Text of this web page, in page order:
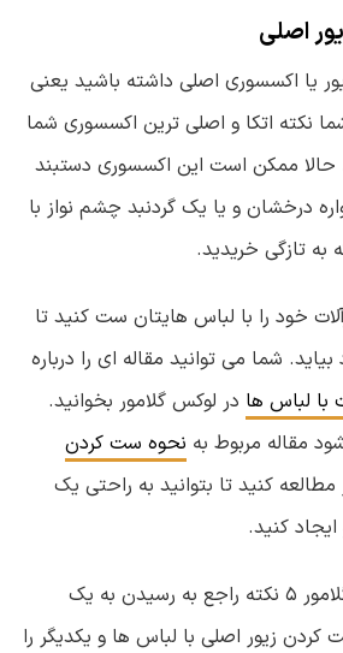
اصلی
یا اکسسوری اصلی داشته باشید یعنی
نکته اتکا و اصلی ترین اکسسوری شما
ممکن است این اکسسوری دستبند
درخشان و یا یک گردنبد چشم نواز با
به تازگی خریدید.
خود را با لباس هایتان ست کنید تا
شما می توانید مقاله ای را درباره
با لباس ها در لوکس گلامور بخوانید.
مقاله مربوط به نحوه ست کردن
مطالعه کنید تا بتوانید به راحتی یک
کنید.
در این مقاله از لوکس گلامور ۵ نکته راجع به رسیدن به یک
کردن زیور اصلی با لباس ها و یکدیگر را